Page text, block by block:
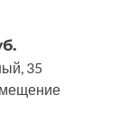
35